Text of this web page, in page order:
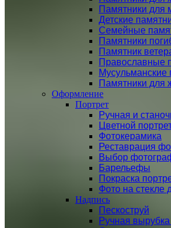
Памятники для
Детские
Семейные
Памятники
Памятник
Православные
Мусульманские
Памятники для
Оформление
Портрет
Ручная и
Цветной
Фотокерамика
Реставрация
Выбор
Барельефы
Покраска
Фото на стекле
Надпись
Пескоструй
Ручная